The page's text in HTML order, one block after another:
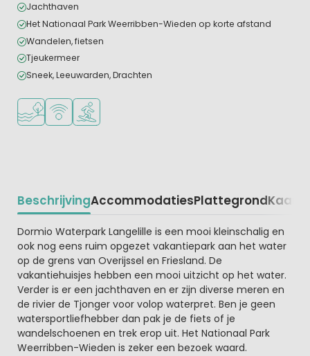
Jachthaven
Het Nationaal Park Weerribben-Wieden op korte afstand
Wandelen, fietsen
Tjeukermeer
Sneek, Leeuwarden, Drachten
Ligt bij het water
WiFi beschikbaar
Watersportfaciliteiten
BeschrijvingAccommodatiesPlattegrondKaart
Beschrijving
Dormio Waterpark Langelille is een mooi kleinschalig en
ook nog eens ruim opgezet vakantiepark aan het water
op de grens van Overijssel en Friesland. De
vakantiehuisjes hebben een mooi uitzicht op het water.
Verder is er een jachthaven en er zijn diverse meren en
de rivier de Tjonger voor volop waterpret. Ben je geen
watersportliefhebber dan pak je de fiets of je
wandelschoenen en trek erop uit. Het Nationaal Park
Weerribben-Wieden is zeker een bezoek waard.